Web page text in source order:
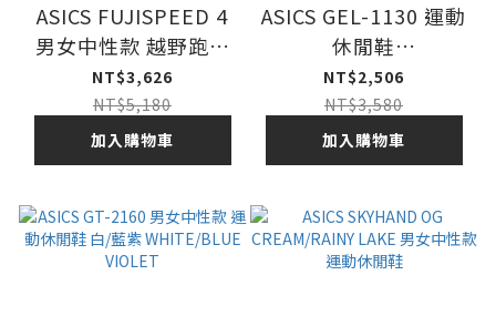
ASICS FUJISPEED 4
男女中性款 越野跑鞋
CREAM/SANDSTORM
NT$3,626
NT$5,180
加入購物車
ASICS GEL-1130 運動
休閒鞋
WHITE/BLACK
NT$2,506
NT$3,580
加入購物車